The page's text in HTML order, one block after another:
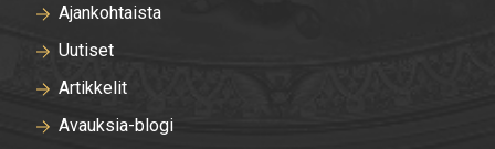
Ajankohtaista
Uutiset
Artikkelit
Avauksia-blogi